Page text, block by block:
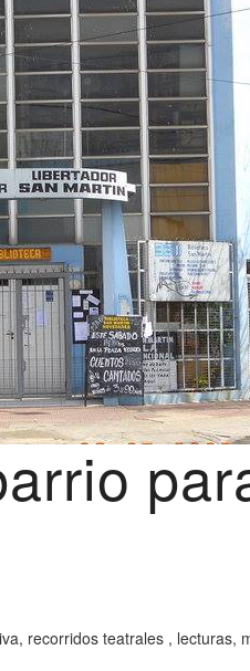
recorridos teatrales , lecturas,